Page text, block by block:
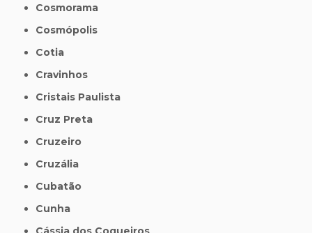
Cosmorama
Cosmópolis
Cotia
Cravinhos
Cristais Paulista
Cruz Preta
Cruzeiro
Cruzália
Cubatão
Cunha